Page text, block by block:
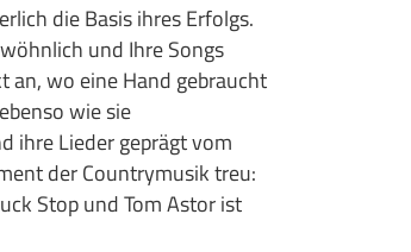
die Basis ihres Erfolgs.
und Ihre Songs
an, wo eine Hand gebraucht
wie sie
ihre Lieder geprägt vom
der Countrymusik treu:
Stop und Tom Astor ist